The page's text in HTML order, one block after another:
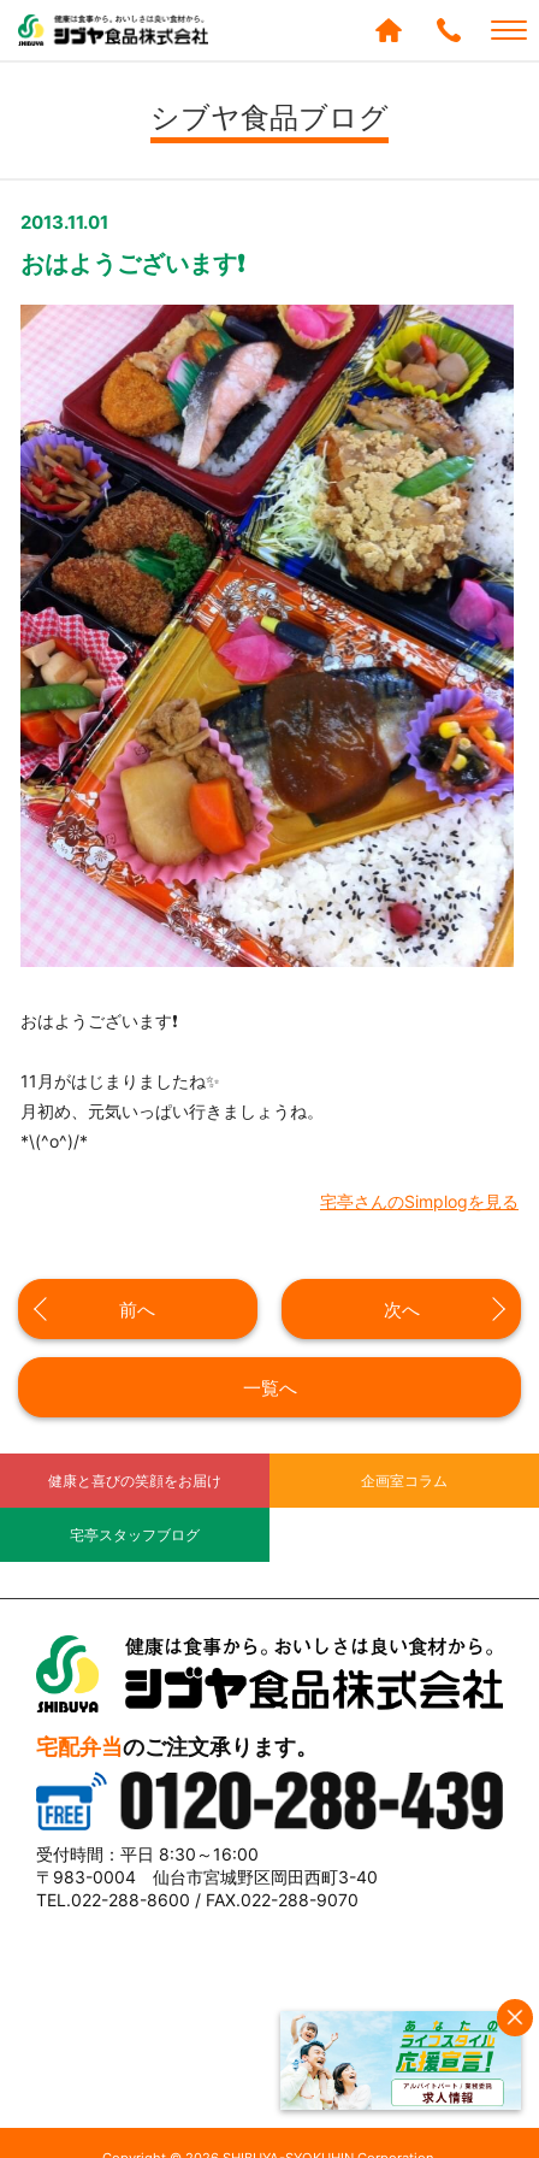
シブヤ食品ブログ
2013.11.01
おはようございます❗️
おはようございます❗️
11月がはじまりましたね✨
月初め、元気いっぱい行きましょうね。
*\(^o^)/*
宅亭さんのSimplogを見る
前へ 次へ
一覧へ
健康と喜びの笑顔をお届け 企画室コラム
宅亭スタッフブログ
宅配弁当のご注文承ります。
0120-288-439
受付時間：平日 8:30～16:00
〒983-0004 仙台市宮城野区岡田西町3-40
TEL.022-288-8600 / FAX.022-288-9070